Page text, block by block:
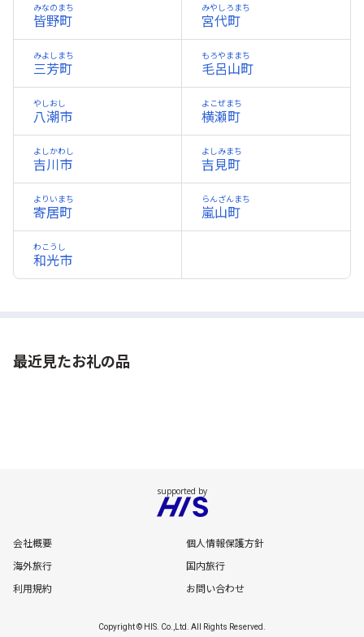
皆野町
みなのまち
宮代町
みやしろまち
三芳町
みよしまち
毛呂山町
もろやままち
八潮市
やしおし
横瀬町
よこぜまち
吉川市
よしかわし
吉見町
よしみまち
寄居町
よりいまち
嵐山町
らんざんまち
和光市
わこうし
最近見たお礼の品
会社概要
個人情報保護方針
海外旅行
国内旅行
利用規約
お問い合わせ
Copyright © HIS. Co.,Ltd. All Rights Reserved.